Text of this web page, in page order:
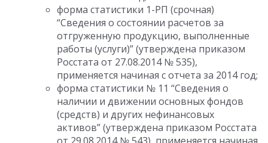
форма статистики 1-РП (срочная)
“Сведения о состоянии расчетов за
отгруженную продукцию, выполненные
работы (услуги)” (утверждена приказом
Росстата от 27.08.2014 № 535),
применяется начиная с отчета за 2014 год;
форма статистики № 11 “Сведения о
наличии и движении основных фондов
(средств) и других нефинансовых
активов” (утверждена приказом Росстата